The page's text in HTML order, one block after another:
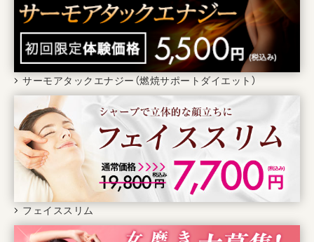
サーモアタックエナジー（燃焼サポートダイエット）
フェイススリム